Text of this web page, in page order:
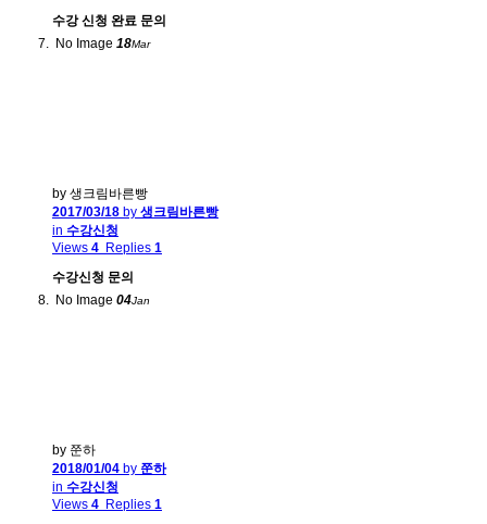
수강 신청 완료 문의
No Image 18Mar
by 생크림바른빵
2017/03/18 by 생크림바른빵
in 수강신청
Views 4 Replies 1
수강신청 문의
No Image 04Jan
by 쭌하
2018/01/04 by 쭌하
in 수강신청
Views 4 Replies 1